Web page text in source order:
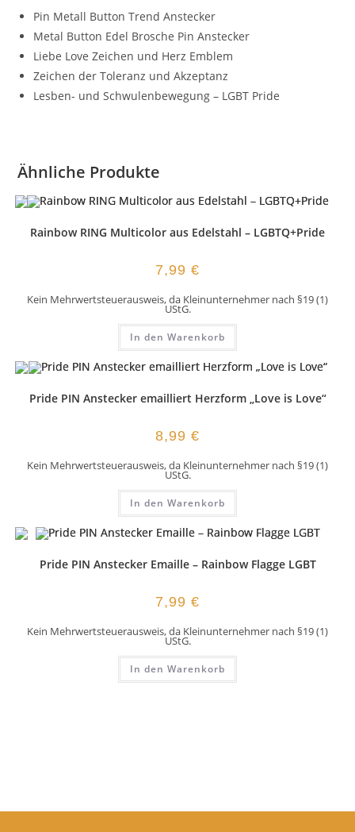
Pin Metall Button Trend Anstecker
Metal Button Edel Brosche Pin Anstecker
Liebe Love Zeichen und Herz Emblem
Zeichen der Toleranz und Akzeptanz
Lesben- und Schwulenbewegung – LGBT Pride
Ähnliche Produkte
Rainbow RING Multicolor aus Edelstahl – LGBTQ+Pride
7,99 €
Kein Mehrwertsteuerausweis, da Kleinunternehmer nach §19 (1)
UStG.
In den Warenkorb
Pride PIN Anstecker emailliert Herzform „Love is Love“
8,99 €
Kein Mehrwertsteuerausweis, da Kleinunternehmer nach §19 (1)
UStG.
In den Warenkorb
Pride PIN Anstecker Emaille – Rainbow Flagge LGBT
7,99 €
Kein Mehrwertsteuerausweis, da Kleinunternehmer nach §19 (1)
UStG.
In den Warenkorb